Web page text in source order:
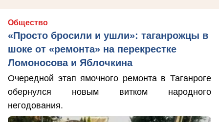
Общество
«Просто бросили и ушли»: таганрожцы в
шоке от «ремонта» на перекрестке
Ломоносова и Яблочкина
Очередной этап ямочного ремонта в Таганроге
обернулся новым витком народного
негодования.